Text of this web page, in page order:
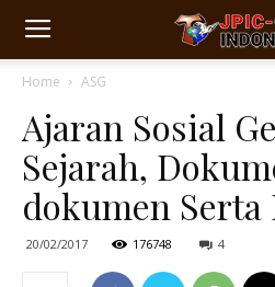
Home ASG
Ajaran Sosial
Sejarah,
dokumen Serta
20/02/2017 176748 4